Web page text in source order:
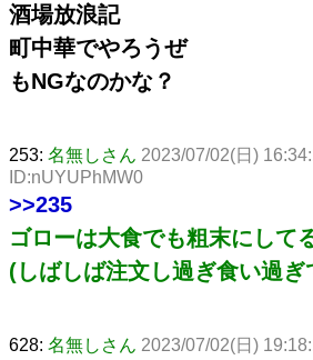
酒場放浪記
町中華でやろうぜ
もNGなのかな？
253: 名無しさん 2023/07/02(日)
ID:nUYUPhMW0
>>235
ゴローは大食でも粗末にして
(しばしば注文し過ぎ食い過ぎ
628: 名無しさん 2023/07/02(日)